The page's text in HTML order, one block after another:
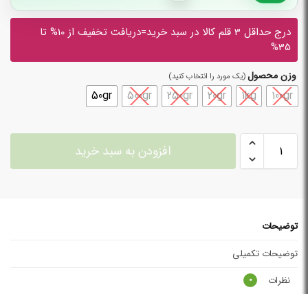
درج حداقل 3 قلم کالا در سبد خرید=دریافت تخفیف از 10% تا
35%
وزن محصول
100gr
1kg
20gr
250gr
500gr
50gr
افزودن به سبد خرید
توضیحات
توضیحات تکمیلی
نظرات
0